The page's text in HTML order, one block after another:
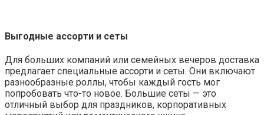
Выгодные ассорти и сеты
Для больших компаний или семейных вечеров доставка
предлагает специальные ассорти и сеты. Они включают
разнообразные роллы, чтобы каждый гость мог
попробовать что-то новое. Большие сеты — это
отличный выбор для праздников, корпоративных